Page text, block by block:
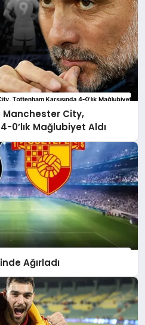
Manchester City,
0’lık Mağlubiyet Aldı
Ağırladı